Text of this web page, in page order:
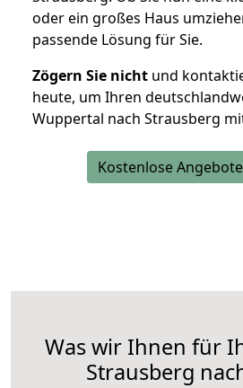
oder ein großes Haus
passende Lösung für Sie.
Zögern Sie nicht und
heute, um Ihren
Wuppertal nach Strausberg
Kostenlose
Was wir Ihnen für
Strausberg